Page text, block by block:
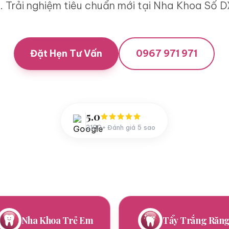
Trải nghiệm tiêu chuẩn mới tại Nha Khoa Số
Đặt Hẹn Tư Vấn 0967 971 971
5.0
2100+ Đánh giá 5 sao
Tẩy Trắng Răng Niềng Răng